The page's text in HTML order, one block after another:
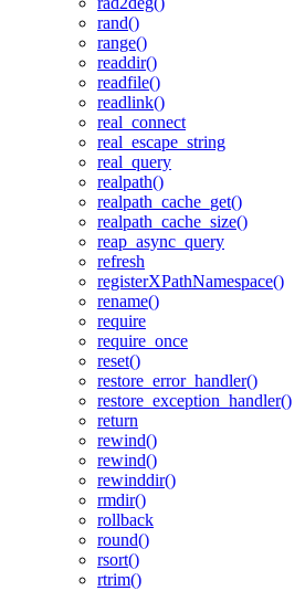
rand()
range()
readdir()
readfile()
readlink()
real_connect
real_escape_string
real_query
realpath()
realpath_cache_get()
realpath_cache_size()
reap_async_query
refresh
registerXPathNamespace()
rename()
require
require_once
reset()
restore_error_handler()
restore_exception_handler()
return
rewind()
rewind()
rewinddir()
rmdir()
rollback
round()
rsort()
rtrim()